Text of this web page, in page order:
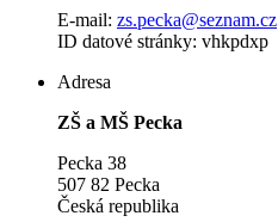
E-mail: zs.pecka@seznam.cz
ID datové stránky: vhkpdxp
Adresa
ZŠ a MŠ Pecka
Pecka 38
507 82 Pecka
Česká republika